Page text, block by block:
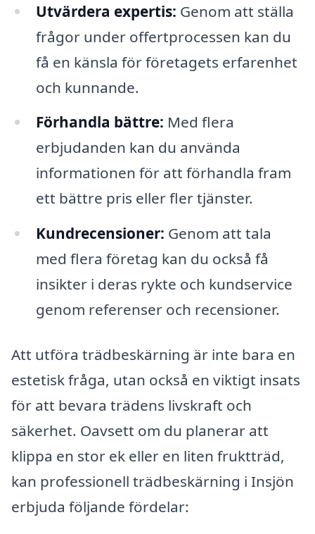
Utvärdera expertis: Genom att ställa
frågor under offertprocessen kan du
få en känsla för företagets erfarenhet
och kunnande.
Förhandla bättre: Med flera
erbjudanden kan du använda
informationen för att förhandla fram
ett bättre pris eller fler tjänster.
Kundrecensioner: Genom att tala
med flera företag kan du också få
insikter i deras rykte och kundservice
genom referenser och recensioner.
Att utföra trädbeskärning är inte bara en
estetisk fråga, utan också en viktigt insats
för att bevara trädens livskraft och
säkerhet. Oavsett om du planerar att
klippa en stor ek eller en liten fruktträd,
kan professionell trädbeskärning i Insjön
erbjuda följande fördelar: